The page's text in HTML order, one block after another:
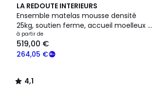
LA REDOUTE INTERIEURS
Ensemble matelas mousse densité
25kg, soutien ferme, accueil moelleux +
sommier
à partir de
264,05 €
519,00 €
4,1
/ 5
4,1
/